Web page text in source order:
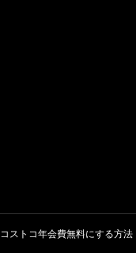
ストコ年会費無料にする方法